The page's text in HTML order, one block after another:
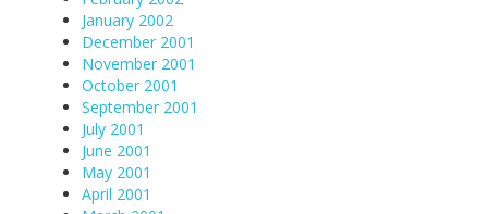
January 2002
December 2001
November 2001
October 2001
September 2001
July 2001
June 2001
May 2001
April 2001